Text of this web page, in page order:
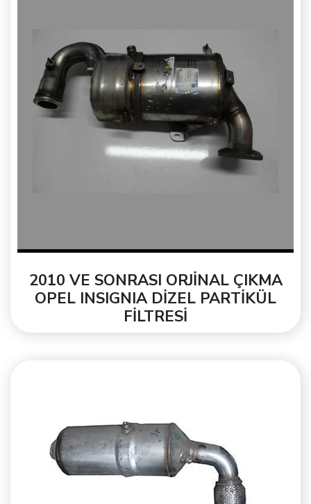
2010 VE SONRASI ORJİNAL ÇIKMA
OPEL INSIGNIA DİZEL PARTİKÜL
FİLTRESİ